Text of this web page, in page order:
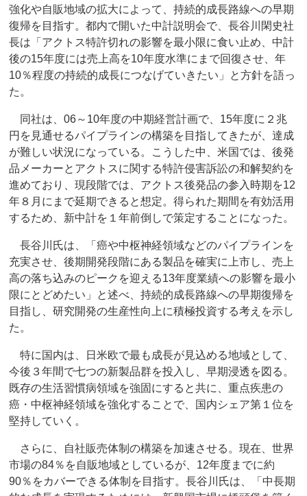
強化や自販地域の拡大によって、持続的成長路線への早期
復帰を目指す。都内で開いた中計説明会で、長谷川閑史社
長は「アクトス特許切れの影響を最小限に食い止め、中計
後の15年度には売上高を10年度水準にまで回復させ、年
10％程度の持続的成長につなげていきたい」と方針を語っ
た。
同社は、06～10年度の中期経営計画で、15年度に２兆
円を見通せるパイプラインの構築を目指してきたが、達成
が難しい状況になっている。こうした中、米国では、後発
品メーカーとアクトスに関する特許侵害訴訟の和解契約を
進めており、現段階では、アクトス後発品の参入時期を12
年８月にまで延期できると想定。得られた期間を有効活用
するため、新中計を１年前倒しで策定することになった。
長谷川氏は、「癌や中枢神経領域などのパイプラインを
充実させ、後期開発段階にある製品を確実に上市し、売上
高の落ち込みのピークを迎える13年度業績への影響を最小
限にとどめたい」と述べ、持続的成長路線への早期復帰を
目指し、研究開発の生産性向上に積極投資する考えを示し
た。
特に国内は、日米欧で最も成長が見込める地域として、
今後３年間で七つの新製品群を投入し、早期浸透を図る。
既存の生活習慣病領域を強固にすると共に、重点疾患の
癌・中枢神経領域を強化することで、国内シェア第１位を
堅持していく。
さらに、自社販売体制の構築を加速させる。現在、世界
市場の84％を自販地域としているが、12年度までに約
90％をカバーできる体制を目指す。長谷川氏は、「中長期